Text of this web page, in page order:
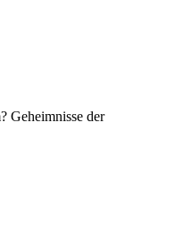
Geheimnisse der